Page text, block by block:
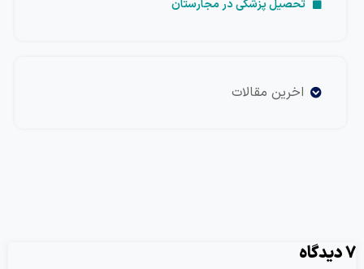
تحصیل پزشکی در مجارستان
اخرین مقالات